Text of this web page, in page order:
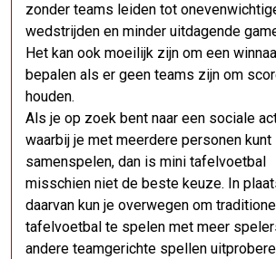
zonder teams leiden tot
wedstrijden en minder uitdagende
Het kan ook moeilijk zijn om een
bepalen als er geen teams zijn om
houden.
Als je op zoek bent naar een sociale
waarbij je met meerdere personen kunt
samenspelen, dan is mini tafelvoetbal
misschien niet de beste keuze. In
daarvan kun je overwegen om
tafelvoetbal te spelen met meer
andere teamgerichte spellen